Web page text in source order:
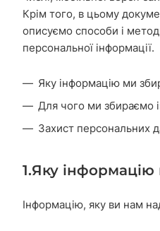
Крім того, в цьому
описуємо способи і
персональної інформації.
Яку інформацію ми
Для чого ми збираємо
Захист персональних
1.Яку
Інформацію, яку ви нам